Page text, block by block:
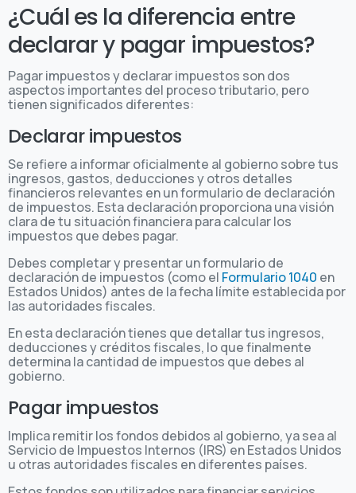
¿Cuál es la diferencia entre
declarar y pagar impuestos?
Pagar impuestos y declarar impuestos son dos
aspectos importantes del proceso tributario, pero
tienen significados diferentes:
Declarar impuestos
Se refiere a informar oficialmente al gobierno sobre tus
ingresos, gastos, deducciones y otros detalles
financieros relevantes en un formulario de declaración
de impuestos. Esta declaración proporciona una visión
clara de tu situación financiera para calcular los
impuestos que debes pagar.
Debes completar y presentar un formulario de
declaración de impuestos (como el Formulario 1040 en
Estados Unidos) antes de la fecha límite establecida por
las autoridades fiscales.
En esta declaración tienes que detallar tus ingresos,
deducciones y créditos fiscales, lo que finalmente
determina la cantidad de impuestos que debes al
gobierno.
Pagar impuestos
Implica remitir los fondos debidos al gobierno, ya sea al
Servicio de Impuestos Internos (IRS) en Estados Unidos
u otras autoridades fiscales en diferentes países.